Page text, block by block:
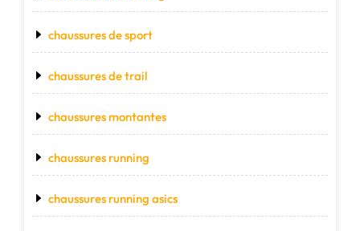
chaussures de sport
chaussures de trail
chaussures montantes
chaussures running
chaussures running asics